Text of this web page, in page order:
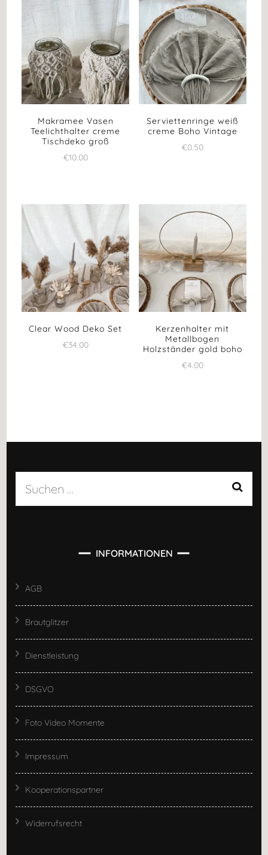
Makramee Vasen
Teelichthalter creme
Tischdeko groß
€10.00
Serviettenringe weiß
creme Boho Vintage
€0.50
Clear Wood Deko Set
€34.00
Kerzenhalter mit
Metallbogen
Holzständer gold boho
€4.00
Suchen
nach:
INFORMATIONEN
AGB
Brautglitzer
Dienstleistung
DSGVO
Foto Video Momente
Impressum
Kooperationspartner
Widerrufsrecht